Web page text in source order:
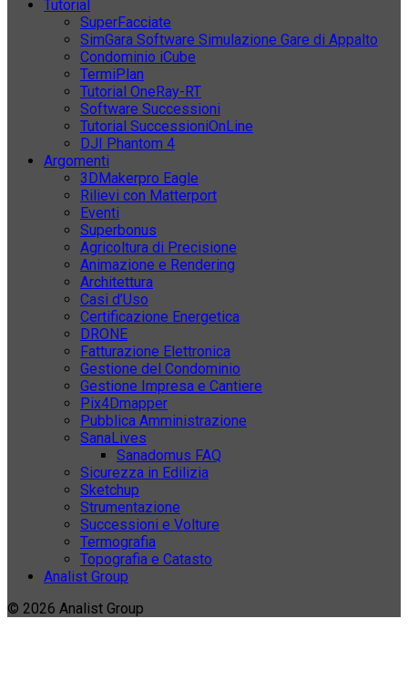
Tutorial
SuperFacciate
SimGara Software Simulazione Gare di Appalto
Condominio iCube
TermiPlan
Tutorial OneRay-RT
Software Successioni
Tutorial SuccessioniOnLine
DJI Phantom 4
Argomenti
3DMakerpro Eagle
Rilievi con Matterport
Eventi
Superbonus
Agricoltura di Precisione
Animazione e Rendering
Architettura
Casi d’Uso
Certificazione Energetica
DRONE
Fatturazione Elettronica
Gestione del Condominio
Gestione Impresa e Cantiere
Pix4Dmapper
Pubblica Amministrazione
SanaLives
Sanadomus FAQ
Sicurezza in Edilizia
Sketchup
Strumentazione
Successioni e Volture
Termografia
Topografia e Catasto
Analist Group
© 2026 Analist Group